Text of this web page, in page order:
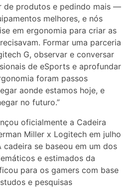
de produtos e pedindo mais —
melhores, e nós
em ergonomia para criar as
Formar uma parceria
G, observar e conversar
de eSports e aprofundar
foram passos
aonde estamos hoje, e
no futuro.”
oficialmente a Cadeira
Miller x Logitech em julho
cadeira se baseou em um dos
e estimados da
para os gamers com base
e pesquisas